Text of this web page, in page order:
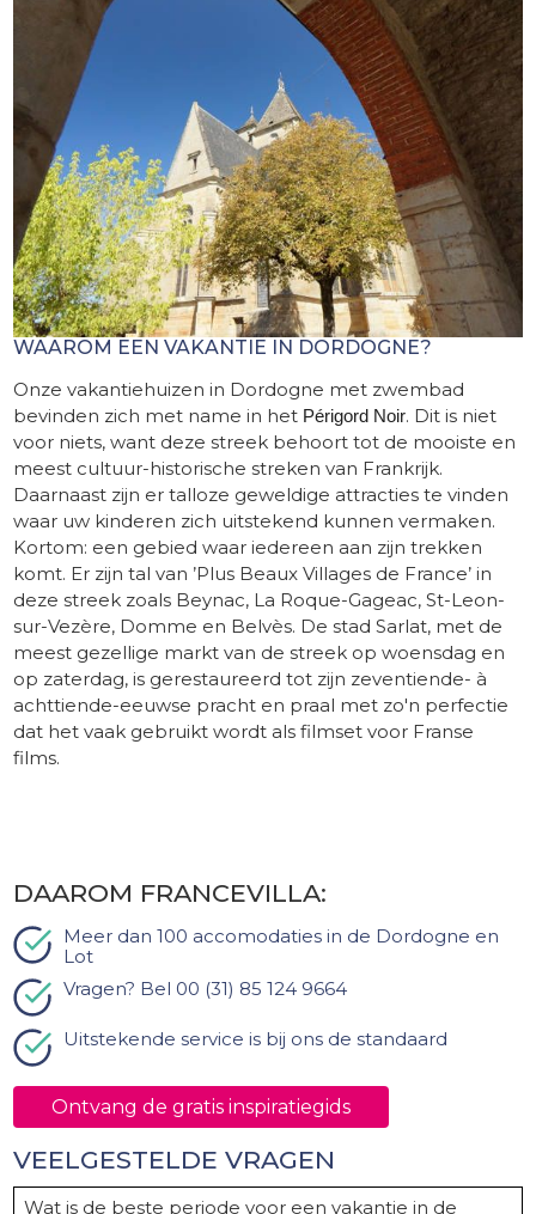
WAAROM EEN VAKANTIE IN DORDOGNE?
Onze vakantiehuizen in Dordogne met zwembad
bevinden zich met name in het Périgord Noir. Dit is niet
voor niets, want deze streek behoort tot de mooiste en
meest cultuur-historische streken van Frankrijk.
Daarnaast zijn er talloze geweldige attracties te vinden
waar uw kinderen zich uitstekend kunnen vermaken.
Kortom: een gebied waar iedereen aan zijn trekken
komt. Er zijn tal van ’Plus Beaux Villages de France’ in
deze streek zoals Beynac, La Roque-Gageac, St-Leon-
sur-Vezère, Domme en Belvès. De stad Sarlat, met de
meest gezellige markt van de streek op woensdag en
op zaterdag, is gerestaureerd tot zijn zeventiende- à
achttiende-eeuwse pracht en praal met zo'n perfectie
dat het vaak gebruikt wordt als filmset voor Franse
films.
DAAROM FRANCEVILLA:
Meer dan 100 accomodaties in de Dordogne en
Lot
Vragen? Bel 00 (31) 85 124 9664
Uitstekende service is bij ons de standaard
Ontvang de gratis inspiratiegids
VEELGESTELDE VRAGEN
Wat is de beste periode voor een vakantie in de